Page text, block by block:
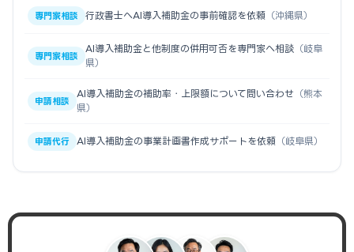
専門家相談 行政書士へAI導入補助金の事前確認を依頼 （沖縄県）
専門家相談
AI導入補助金と他制度の併用可否を専門家へ相談 （岐阜
県）
申請相談
AI導入補助金の補助率・上限額について問い合わせ （熊本
県）
申請代行 AI導入補助金の事業計画書作成サポートを依頼 （岐阜県）